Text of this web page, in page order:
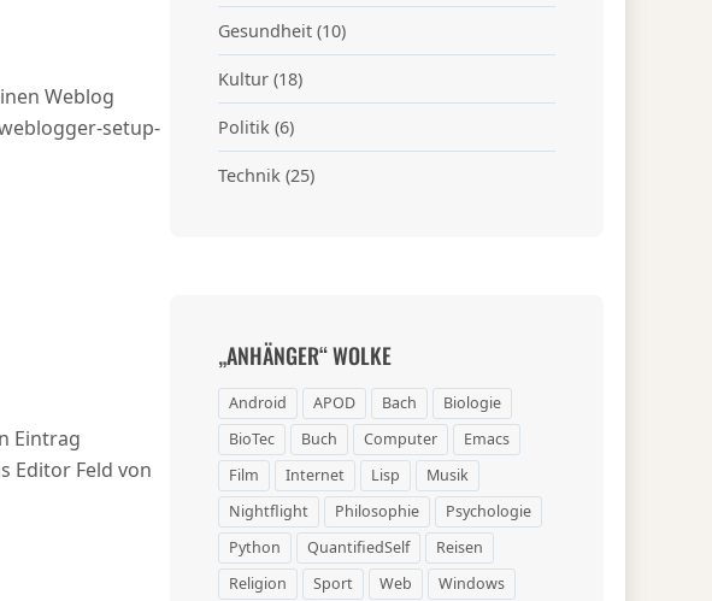
Weblog
setup-
Eintrag
Editor Feld von
Gesundheit (10)
Kultur (18)
Politik (6)
Technik (25)
„ANHÄNGER“ WOLKE
Android APOD Bach
Biologie
BioTec
Buch Computer
Emacs
Film
Internet Lisp
Musik
Nightflight
Philosophie
Psychologie
Python
QuantifiedSelf
Reisen
Religion
Sport Web
Windows